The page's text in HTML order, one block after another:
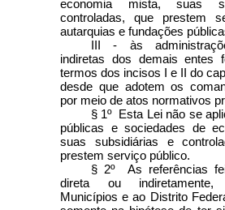
economia mista, suas
controladas, que prestem
autarquias e fundações
III - às
indiretas dos demais entes
termos dos incisos I e II do
desde que adotem os
por meio de atos normativos
§ 1º Esta Lei não se
públicas e sociedades de
suas subsidiárias e
prestem serviço público.
§ 2º As referências
direta ou
Municípios e ao Distrito